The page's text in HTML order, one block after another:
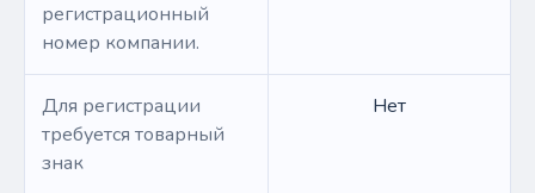
регистрационный
номер компании.
Для регистрации
требуется товарный
знак
Нет